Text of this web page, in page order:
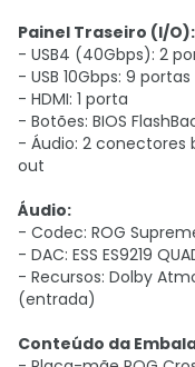
Painel Traseiro (I/O):
- USB4 (40Gbps): 2
- USB 10Gbps: 9
- HDMI: 1 porta
- Botões: BIOS
- Áudio: 2 conectores
out
Áudio:
- Codec: ROG
- DAC: ESS ES9219
- Recursos: Dolby
(entrada)
Conteúdo da